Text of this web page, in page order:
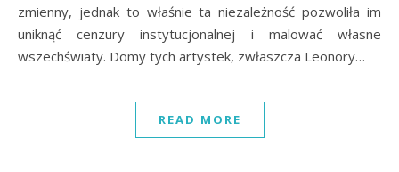
zmienny, jednak to właśnie ta niezależność pozwoliła im
uniknąć cenzury instytucjonalnej i malować własne
wszechświaty. Domy tych artystek, zwłaszcza Leonory…
READ MORE